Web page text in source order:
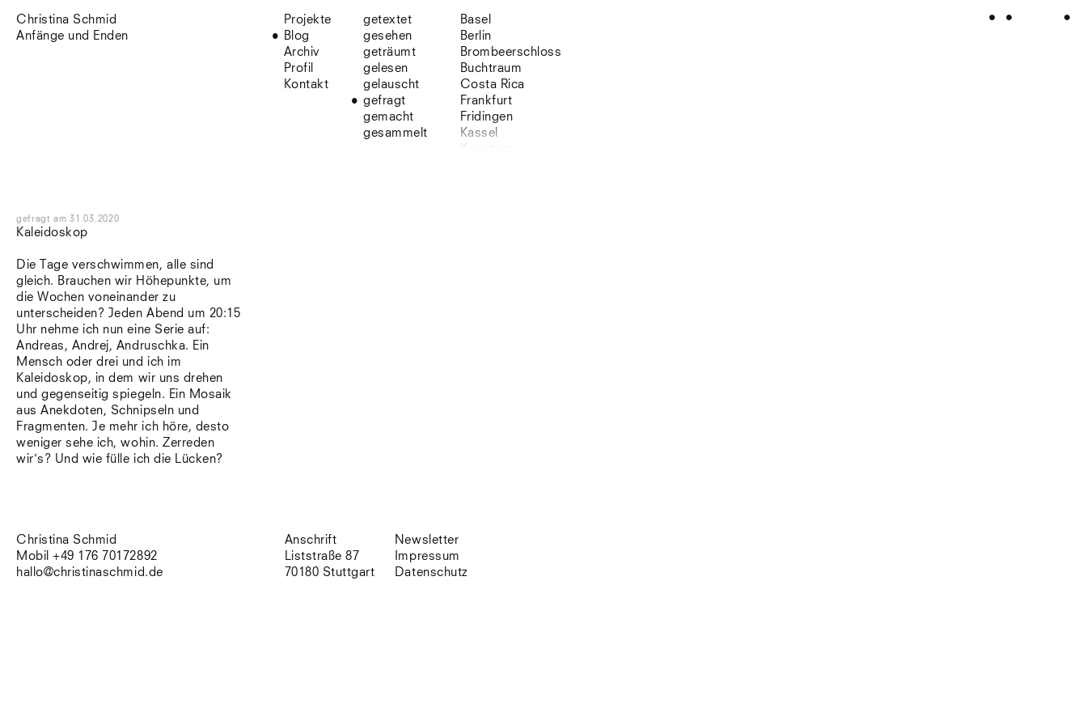
Christina Schmid
Anfänge und Enden
Projekte
Blog
Archiv
Profil
Kontakt
getextet
gesehen
geträumt
gelesen
gelauscht
gefragt
gemacht
gesammelt
Basel
Berlin
Brombeerschloss
Buchtraum
Costa Rica
Frankfurt
Fridingen
Kassel
Kaleidoskop
Die Tage verschwimmen, alle sind
gleich. Brauchen wir Höhepunkte, um
die Wochen voneinander zu
unterscheiden? Jeden Abend um 20:15
Uhr nehme ich nun eine Serie auf:
Andreas, Andrej, Andruschka. Ein
Mensch oder drei und ich im
Kaleidoskop, in dem wir uns drehen
und gegenseitig spiegeln. Ein Mosaik
aus Anekdoten, Schnipseln und
Fragmenten. Je mehr ich höre, desto
weniger sehe ich, wohin. Zerreden
wir’s? Und wie fülle ich die Lücken?
gefragt am31.03.2020
Christina Schmid
Mobil +49 176 70172892
hallo@christinaschmid.de
Anschrift
Liststraße 87
70180 Stuttgart
Newsletter
Impressum
Datenschutz